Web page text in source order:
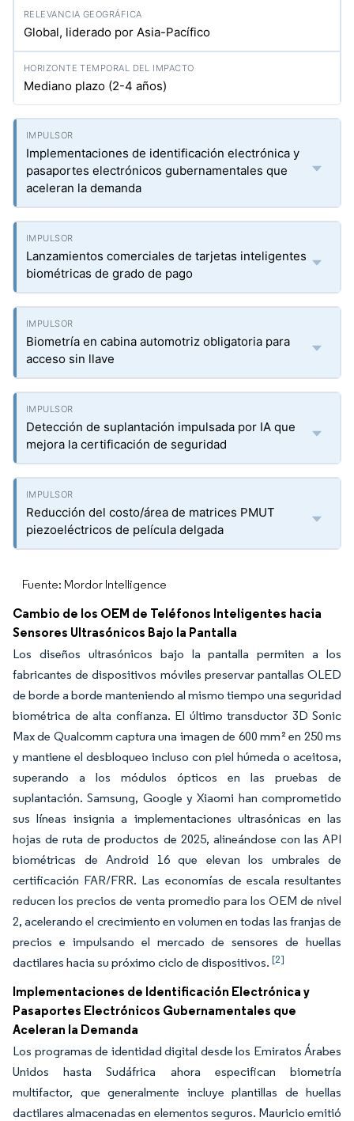
Global, liderado por Asia-Pacífico
Mediano plazo (2-4 años)
Implementaciones de identificación electrónica y
pasaportes electrónicos gubernamentales que
aceleran la demanda
Lanzamientos comerciales de tarjetas inteligentes
biométricas de grado de pago
Biometría en cabina automotriz obligatoria para
acceso sin llave
Detección de suplantación impulsada por IA que
mejora la certificación de seguridad
Reducción del costo/área de matrices PMUT
piezoeléctricos de película delgada
Fuente: Mordor Intelligence
Cambio de los OEM de Teléfonos Inteligentes hacia
Sensores Ultrasónicos Bajo la Pantalla
Los diseños ultrasónicos bajo la pantalla permiten a los
fabricantes de dispositivos móviles preservar pantallas OLED
de borde a borde manteniendo al mismo tiempo una seguridad
biométrica de alta confianza. El último transductor 3D Sonic
Max de Qualcomm captura una imagen de 600 mm² en 250 ms
y mantiene el desbloqueo incluso con piel húmeda o aceitosa,
superando a los módulos ópticos en las pruebas de
suplantación. Samsung, Google y Xiaomi han comprometido
sus líneas insignia a implementaciones ultrasónicas en las
hojas de ruta de productos de 2025, alineándose con las API
biométricas de Android 16 que elevan los umbrales de
certificación FAR/FRR. Las economías de escala resultantes
reducen los precios de venta promedio para los OEM de nivel
2, acelerando el crecimiento en volumen en todas las franjas de
precios e impulsando el mercado de sensores de huellas
dactilares hacia su próximo ciclo de dispositivos. [2]
Implementaciones de Identificación Electrónica y
Pasaportes Electrónicos Gubernamentales que
Aceleran la Demanda
Los programas de identidad digital desde los Emiratos Árabes
Unidos hasta Sudáfrica ahora especifican biometría
multifactor, que generalmente incluye plantillas de huellas
dactilares almacenadas en elementos seguros. Mauricio emitió